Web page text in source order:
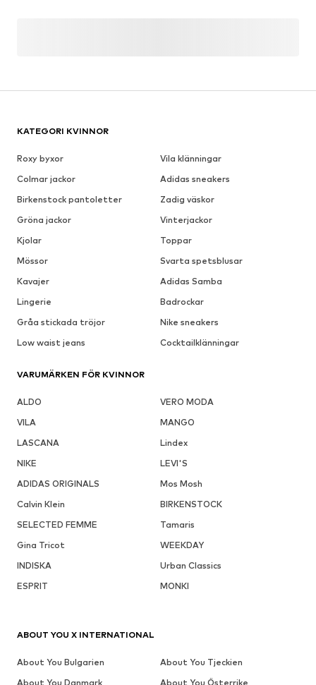
KATEGORI KVINNOR
Roxy byxor
Vila klänningar
Colmar jackor
Adidas sneakers
Birkenstock pantoletter
Zadig väskor
Gröna jackor
Vinterjackor
Kjolar
Toppar
Mössor
Svarta spetsblusar
Kavajer
Adidas Samba
Lingerie
Badrockar
Gråa stickada tröjor
Nike sneakers
Low waist jeans
Cocktailklänningar
VARUMÄRKEN FÖR KVINNOR
ALDO
VERO MODA
VILA
MANGO
LASCANA
Lindex
NIKE
LEVI'S
ADIDAS ORIGINALS
Mos Mosh
Calvin Klein
BIRKENSTOCK
SELECTED FEMME
Tamaris
Gina Tricot
WEEKDAY
INDISKA
Urban Classics
ESPRIT
MONKI
ABOUT YOU X INTERNATIONAL
About You Bulgarien
About You Tjeckien
About You Danmark
About You Österrike